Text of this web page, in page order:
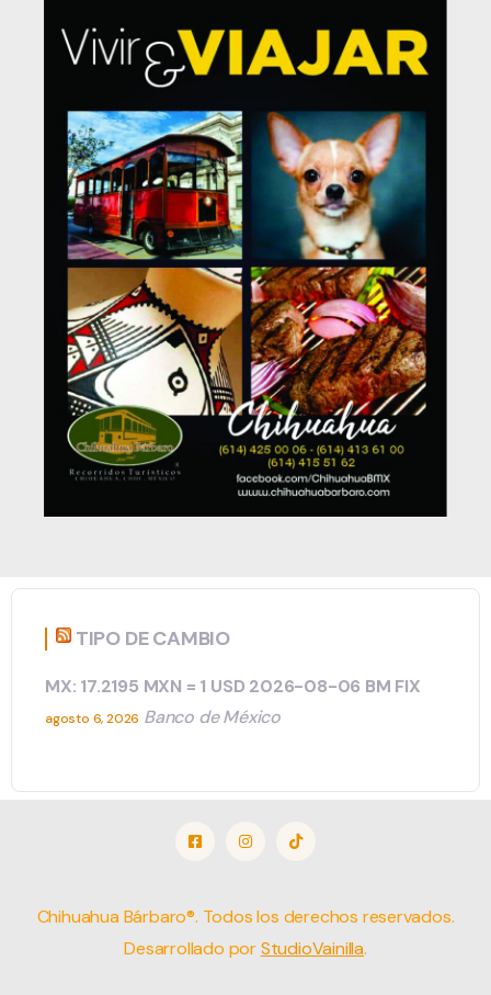
TIPO DE CAMBIO
MX: 17.2195 MXN = 1 USD 2026-08-06 BM FIX
agosto 6, 2026 Banco de México
Chihuahua Bárbaro®. Todos los derechos reservados.
Desarrollado porStudioVainilla.